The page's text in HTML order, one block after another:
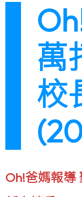
萬
校
Oh!爸媽報導